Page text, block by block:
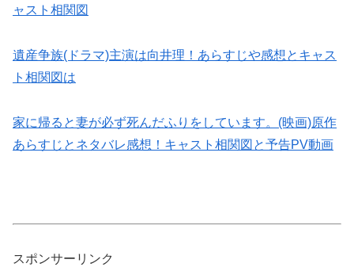
ャスト相関図
遺産争族(ドラマ)主演は向井理！あらすじや感想とキャス
ト相関図は
家に帰ると妻が必ず死んだふりをしています。(映画)原作
あらすじとネタバレ感想！キャスト相関図と予告PV動画
スポンサーリンク